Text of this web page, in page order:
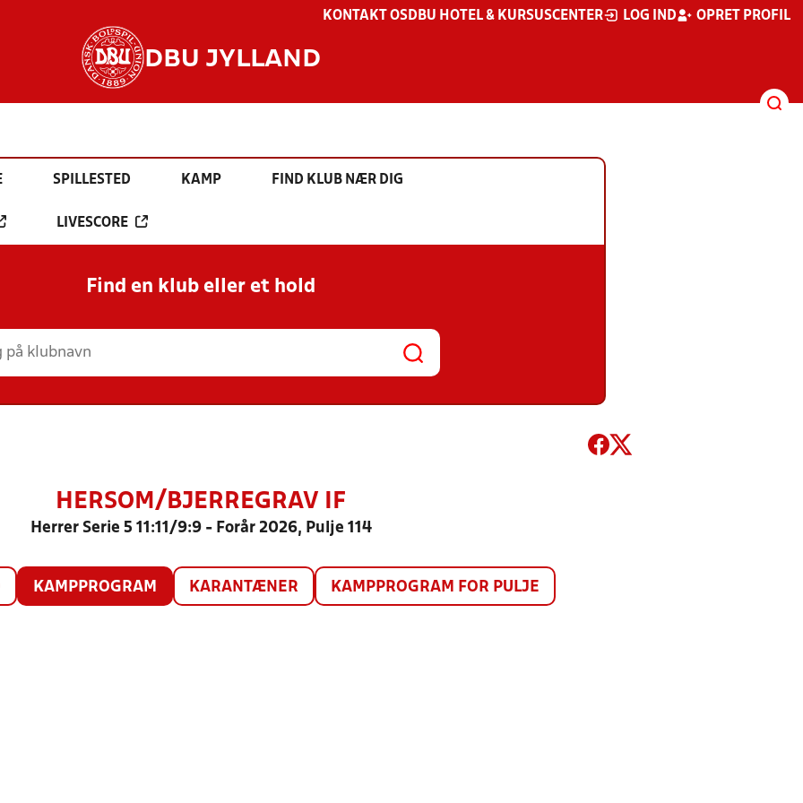
KONTAKT OS DBU HOTEL & KURSUSCENTER LOG IND OPRET PROFIL
DBU JYLLAND
SPILLESTED KAMP FIND KLUB NÆR DIG
LIVESCORE
Find en klub eller et hold
HERSOM/BJERREGRAV IF
Herrer Serie 5 11:11/9:9 - Forår 2026, Pulje 114
KAMPPROGRAM KARANTÆNER KAMPPROGRAM FOR PULJE